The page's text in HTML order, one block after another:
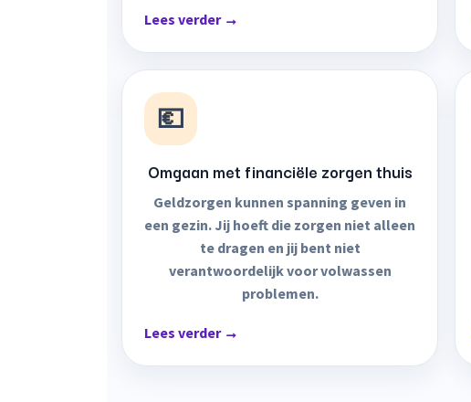
Lees verder →
💶
Omgaan met financiële zorgen thuis
Geldzorgen kunnen spanning geven in
een gezin. Jij hoeft die zorgen niet alleen
te dragen en jij bent niet
verantwoordelijk voor volwassen
problemen.
Lees verder →